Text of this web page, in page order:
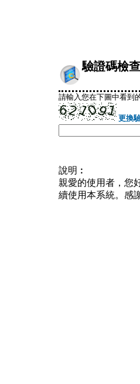
驗證碼檢
請輸入您在下圖中看到
更換
說明︰
親愛的使用者，您
續使用本系統。感